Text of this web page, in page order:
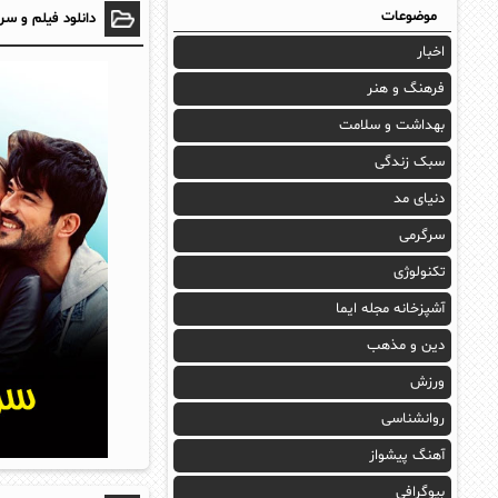
دانلود فیلم و
موضوعات
اخبار
فرهنگ و هنر
بهداشت و سلامت
سبک زندگی
دنیای مد
سرگرمی
تکنولوژی
آشپزخانه مجله ایما
دین و مذهب
ورزش
روانشناسی
آهنگ پیشواز
بیوگرافی